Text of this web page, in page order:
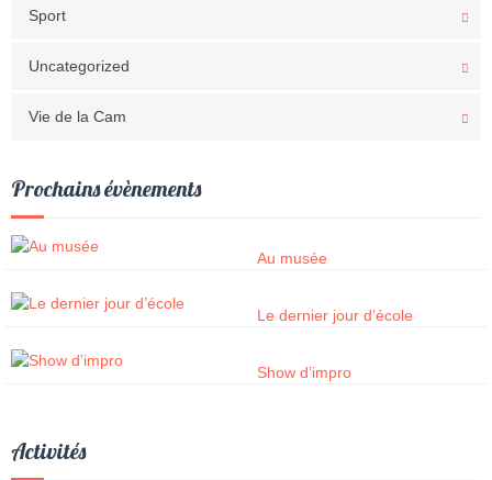
Sport
Uncategorized
Vie de la Cam
Prochains évènements
Au musée
Le dernier jour d’école
Show d’impro
Activités